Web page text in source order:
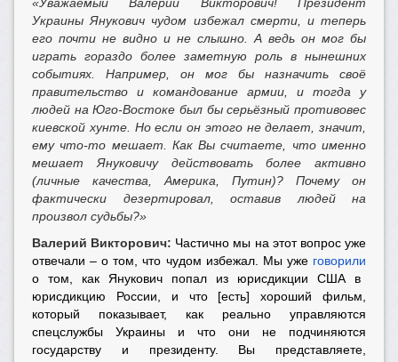
Украины Янукович чудом избежал смерти, и теперь
его почти не видно и не слышно. А ведь он мог бы
играть гораздо более заметную роль в нынешних
событиях. Например, он мог бы назначить своё
правительство и командование армии, и тогда у
людей на Юго-Востоке был бы серьёзный противовес
киевской хунте. Но если он этого не делает, значит,
ему что-то мешает. Как Вы считаете, что именно
мешает Януковичу действовать более активно
(личные качества, Америка, Путин)? Почему он
фактически дезертировал, оставив людей на
произвол судьбы?»
Валерий Викторович: Частично мы на этот вопрос уже
отвечали – о том, что чудом избежал. Мы уже говорили
о том, как Янукович попал из юрисдикции США в
юрисдикцию России, и что [есть] хороший фильм,
который показывает, как реально управляются
спецслужбы Украины и что они не подчиняются
государству и президенту. Вы представляете,